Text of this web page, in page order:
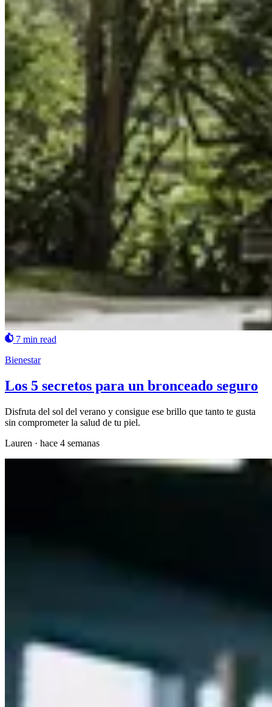
7 min read
Bienestar
Los 5 secretos para un bronceado seguro
Disfruta del sol del verano y consigue ese brillo que tanto te gusta
sin comprometer la salud de tu piel.
Lauren · hace 4 semanas